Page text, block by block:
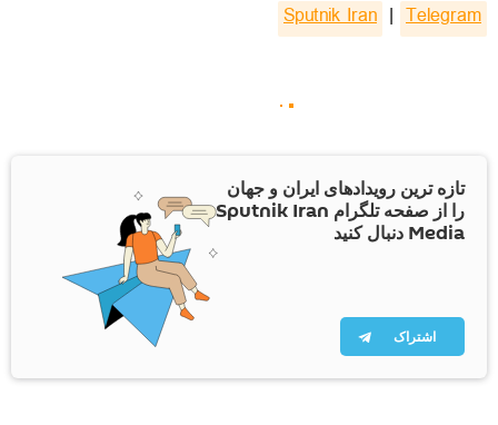
Sputnik Iran | Telegram
تازه ترین رویدادهای ایران و جهان
را از صفحه تلگرام Sputnik Iran
Media دنبال کنید
اشتراک